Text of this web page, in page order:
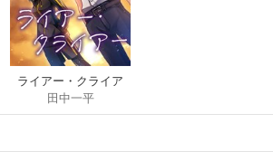
ライアー・クライア
ー【タテヨミ】
田中一平